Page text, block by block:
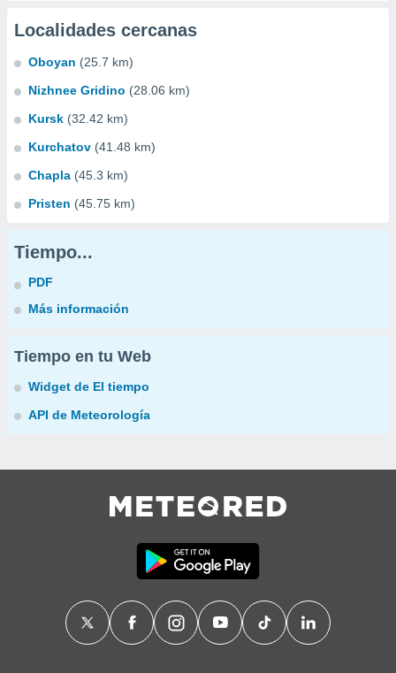
Localidades cercanas
Oboyan (25.7 km)
Nizhnee Gridino (28.06 km)
Kursk (32.42 km)
Kurchatov (41.48 km)
Chapla (45.3 km)
Pristen (45.75 km)
Tiempo...
PDF
Más información
Tiempo en tu Web
Widget de El tiempo
API de Meteorología